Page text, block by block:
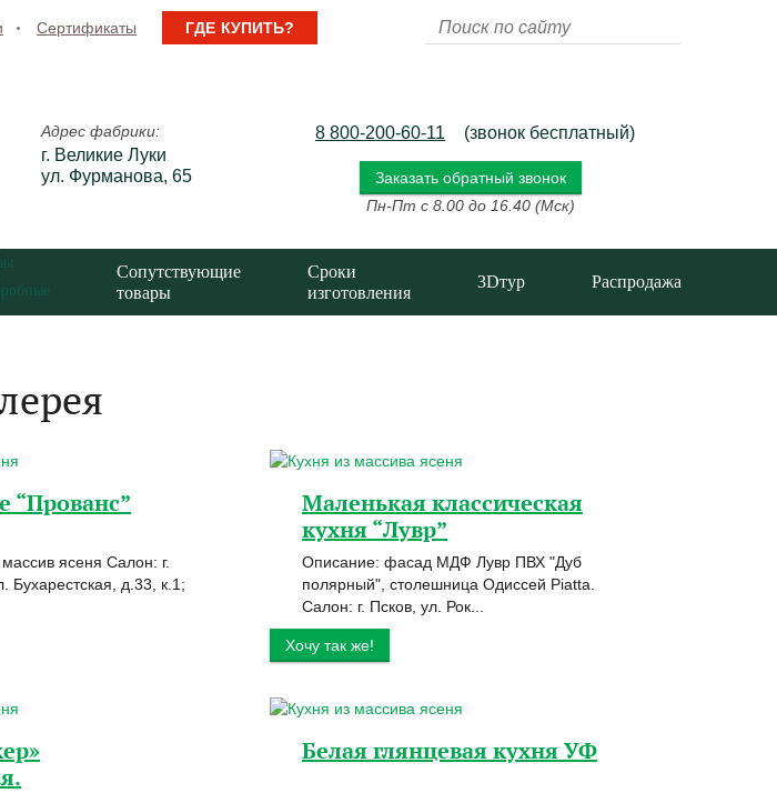
Сертификаты ГДЕ КУПИТЬ?
Адрес фабрики:
г. Великие Луки
ул. Фурманова, 65
8 800-200-60-11 (звонок бесплатный)
Заказать обратный звонок
Пн-Пт с 8.00 до 16.40 (Мск)
Сопутствующие
товары
Сроки
изготовления
3Dтур Распродажа
“Прованс”
ясеня Салон: г.
Бухарестская, д.33, к.1;
Маленькая классическая
кухня “Лувр”
Описание: фасад МДФ Лувр ПВХ "Дуб
полярный", столешница Одиссей Piatta.
Салон: г. Псков, ул. Рок...
Хочу так же!
Белая глянцевая кухня УФ